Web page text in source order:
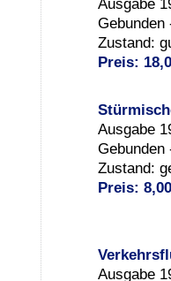
Ausgabe
Gebunden
Zustand:
Preis:
Ausgabe
Zustand:
Preis:
Ausgabe